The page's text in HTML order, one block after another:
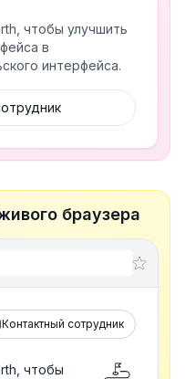
чтобы улучшить
в
интерфейса.
браузера
Контактный сотрудник
чтобы